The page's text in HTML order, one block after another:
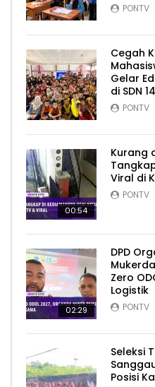
PONTV
Cegah
Gelar
di SDN
PONTV
00:54
Kurang
Viral di
PONTV
02:29
DPD
Zero
Logistik
PONTV
Seleksi
Posisi